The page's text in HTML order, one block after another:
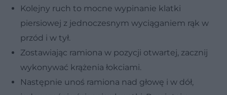
Kolejny ruch to mocne wypinanie klatki
piersiowej z jednoczesnym wyciąganiem rąk w
przód i w tył.
Zostawiając ramiona w pozycji otwartej, zacznij
wykonywać krążenia łokciami.
Następnie unoś ramiona nad głowę i w dół,